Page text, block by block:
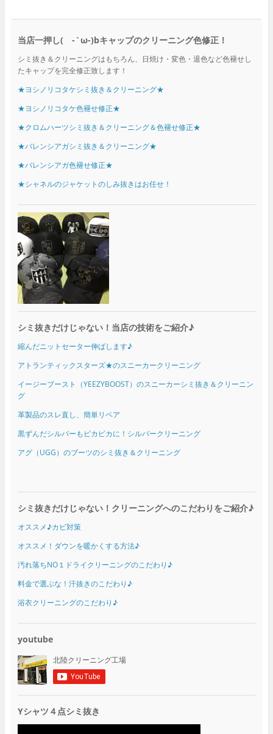
当店一押し( -`ω-)bキャップのクリーニング色修正！
シミ抜き＆クリーニングはもちろん、日焼け・変色・退色など色褪せし
たキャップを完全修正致します！
★ヨシノリコタケシミ抜き＆クリーニング★
★ヨシノリコタケ色褪せ修正★
★クロムハーツシミ抜き＆クリーニング＆色褪せ修正★
★バレンシアガシミ抜き＆クリーニング★
★バレンシアガ色褪せ修正★
★シャネルのジャケットのしみ抜きはお任せ！
シミ抜きだけじゃない！当店の技術をご紹介♪
縮んだニットセーター伸ばします♪
アトランティックスターズ★のスニーカークリーニング
イージーブースト（YEEZYBOOST）のスニーカーシミ抜き＆クリーニン
グ
革製品のスレ直し、簡単リペア
黒ずんだシルバーもピカピカに！シルバークリーニング
アグ（UGG）のブーツのシミ抜き＆クリーニング
シミ抜きだけじゃない！クリーニングへのこだわりをご紹介♪
オススメ♪カビ対策
オススメ！ダウンを暖かくする方法♪
汚れ落ちNO１ドライクリーニングのこだわり♪
料金で選ぶな！汗抜きのこだわり♪
浴衣クリーニングのこだわり♪
youtube
Yシャツ４点シミ抜き